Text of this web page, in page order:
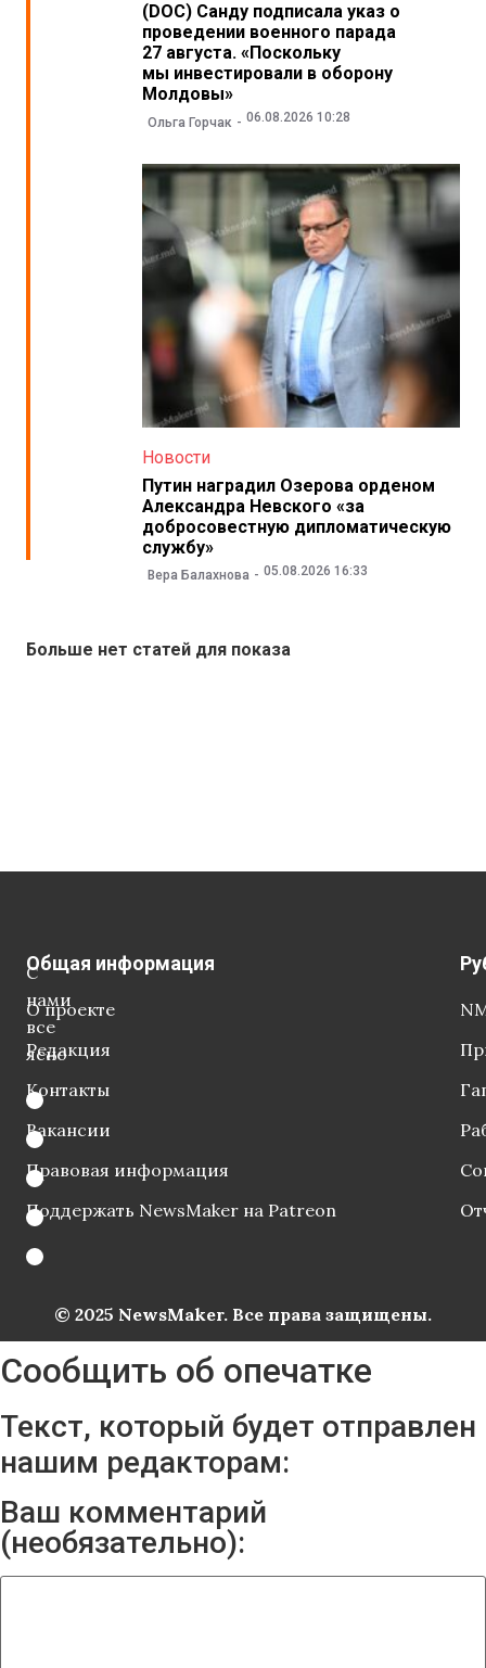
(DOC) Санду подписала указ о
проведении военного парада
27 августа. «Поскольку
мы инвестировали в оборону
Молдовы»
Ольга Горчак 06.08.2026 10:28
Новости
Путин наградил Озерова орденом
Александра Невского «за
добросовестную дипломатическую
службу»
Вера Балахнова 05.08.2026 16:33
Больше нет статей для показа
С
нами
все
ясно
Общая информация
О проекте
Редакция
Контакты
Вакансии
Правовая информация
Поддержать NewsMaker на Patreon
© 2025 NewsMaker. Все права защищены.
Сообщить об опечатке
Текст, который будет отправлен
нашим редакторам:
Ваш комментарий
(необязательно):